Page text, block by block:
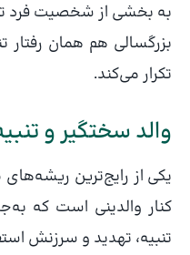
به بخشی از شخصیت فرد
بزرگسالی هم همان رفتار
تکرار می‌کند.
والد سختگیر و
یکی از رایج‌ترین
کنار والدینی است که
تنبیه، تهدید و سرزنش